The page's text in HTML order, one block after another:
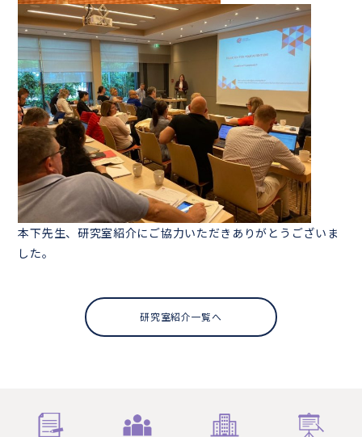
本下先生、研究室紹介にご協力いただきありがとうございま
した。
研究室紹介一覧へ